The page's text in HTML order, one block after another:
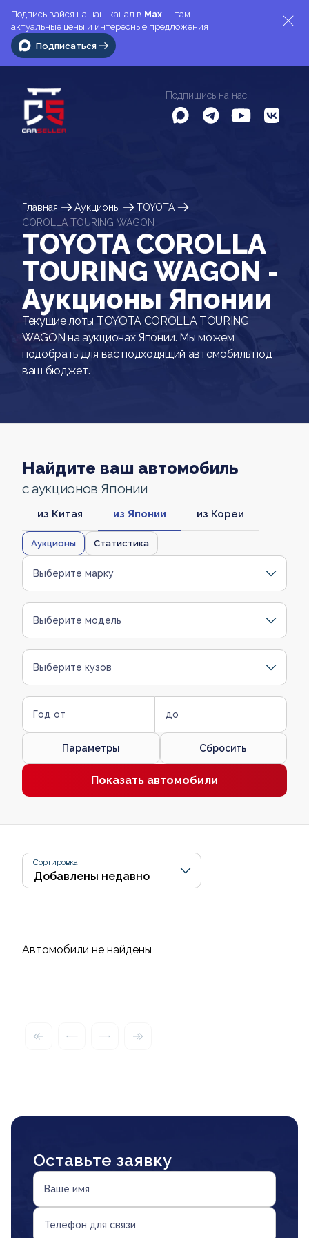
Подписывайся на наш канал в Max — там
актуальные цены и интересные предложения
Подписаться
Подпишись на нас
Главная Аукционы
TOYOTA
COROLLA TOURING WAGON
TOYOTA COROLLA
TOURING WAGON -
Аукционы Японии
Текущие лоты TOYOTA COROLLA TOURING
WAGON на аукционах Японии. Мы можем
подобрать для вас подходящий автомобиль под
ваш бюджет.
Найдите ваш автомобиль
с аукционов Японии
из Китая из Японии из Кореи
Аукционы Статистика
Выберите марку
Выберите модель
Выберите кузов
Год от до
Параметры Сбросить
Показать автомобили
Сортировка
Автомобили не найдены
Оставьте заявку
Ваше имя
Телефон для связи